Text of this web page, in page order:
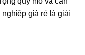
nghiệp giá rẻ là giải